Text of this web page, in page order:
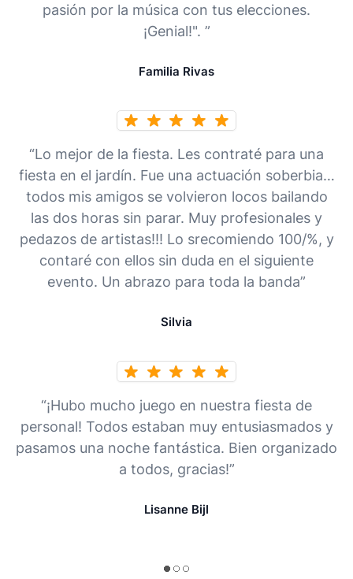
pasión por la música con tus elecciones.
¡Genial!". ”
Familia Rivas
“Lo mejor de la fiesta. Les contraté para una
fiesta en el jardín. Fue una actuación soberbia…
todos mis amigos se volvieron locos bailando
las dos horas sin parar. Muy profesionales y
pedazos de artistas!!! Lo srecomiendo 100/%, y
contaré con ellos sin duda en el siguiente
evento. Un abrazo para toda la banda”
Silvia
“¡Hubo mucho juego en nuestra fiesta de
personal! Todos estaban muy entusiasmados y
pasamos una noche fantástica. Bien organizado
a todos, gracias!”
Lisanne Bijl